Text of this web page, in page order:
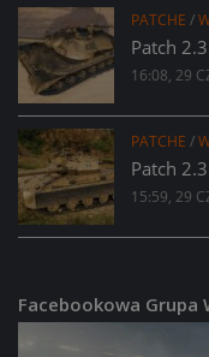
PATCHE /
Patch
16:08, 29
PATCHE /
Patch
15:59, 29
Facebookowa Grupa